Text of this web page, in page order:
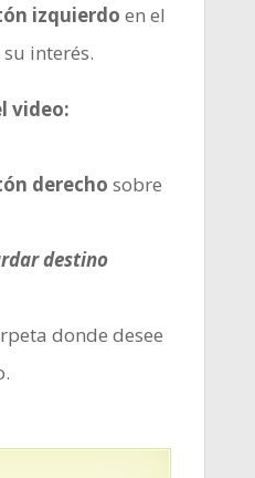
izquierdo en el
interés.
video:
derecho sobre
destino
donde desee